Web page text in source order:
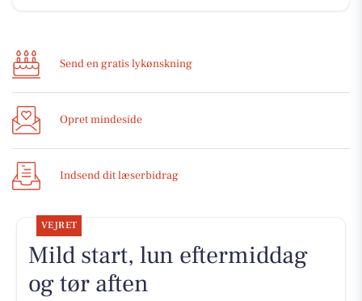
Send en gratis lykønskning
Opret mindeside
Indsend dit læserbidrag
VEJRET
Mild start, lun eftermiddag
og tør aften